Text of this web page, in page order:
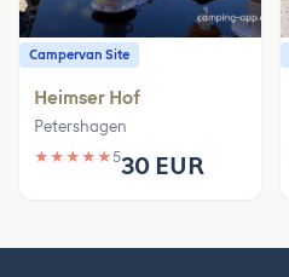
Campervan Site
Heimser Hof
Petershagen
★ ★ ★ ★ ★530 EUR